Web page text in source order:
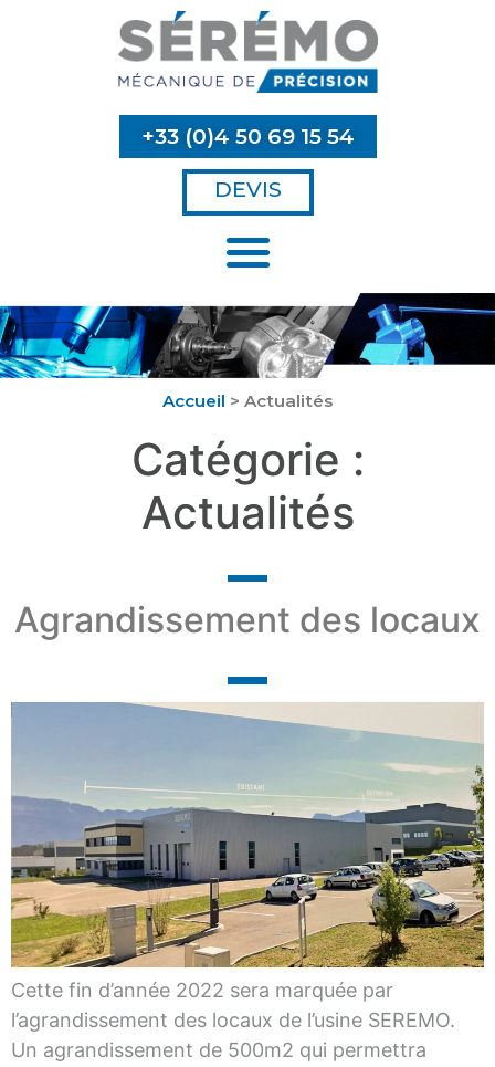
+33 (0)4 50 69 15 54
DEVIS
Accueil > Actualités
Catégorie :
Actualités
Agrandissement des locaux
Cette fin d’année 2022 sera marquée par
l’agrandissement des locaux de l’usine SEREMO.
Un agrandissement de 500m2 qui permettra